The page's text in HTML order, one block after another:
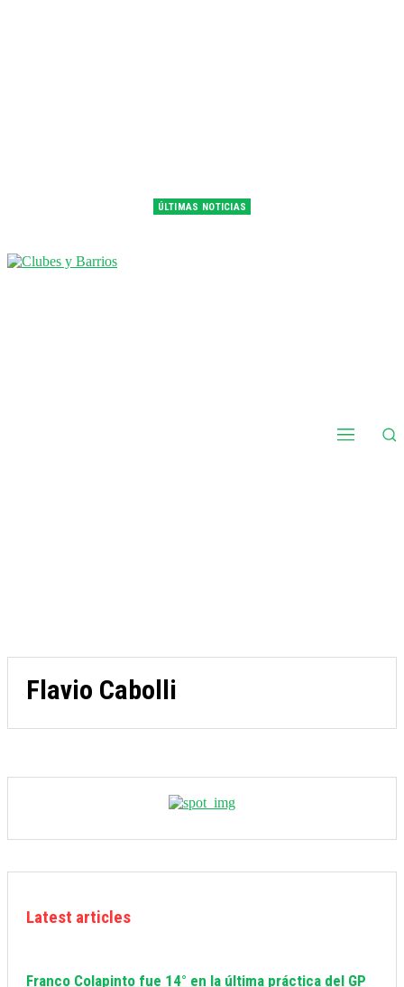
ÚLTIMAS NOTICIAS
Flavio Cabolli
Latest articles
Franco Colapinto fue 14° en la última práctica del GP